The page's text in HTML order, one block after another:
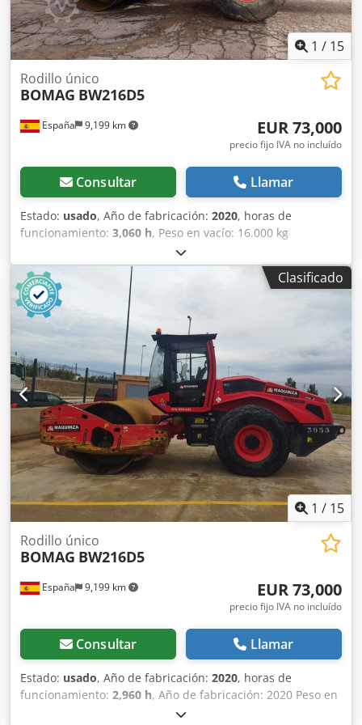
1 / 15
España 9,199 km
Rodillo único
BOMAG BW216D5
EUR 73,000
precio fijo IVA no incluído
Consultar Llamar
Estado: usado, Año de fabricación: 2020, horas de
funcionamiento: 3,060 h, Peso en vacío: 16.000 kg
Dimensiones (lxanxal): 622 x 230 x 299 cm Tipo de motor:
Deutz DEUTZ TCD4.1 L-4 = Más opciones y accesorios = -
Calefacción del asiento Csdpfsygu Rvsx Agmerf =
Comentarios = Ubicación: Cabanillas del campo
(Guadalajara) Rodillo de compactación usado, de hombre
sentado marca Bomag , modelo BW216 D5 . Se trata de
una apisonadora de ruedas y un solo tambor de 16
toneladas. Este versátil compactador se adapta sin
problema a cualquier lugar del trabajo, proporcionando
resultados de compactación y apisonamiento líderes del
sector en obras pequeñas o medianas, en trabajos de
construcción de infraestructura de transporte como
carreteras o construcción de edificios. El rodillo
compactador de ocasión BW216 D5 tiene un peso de
15.990 kg. y una anchura de tambor de 2,13 m. Ancho de
tambor: 2.130 mm Diámetro de tambor: 1.500 mm
Capacidad de depósito: 250 l Amplitud: 2,10/1,10 mm CE
Clasificado
1 / 15
España 9,199 km
Rodillo único
BOMAG BW216D5
EUR 73,000
precio fijo IVA no incluído
Consultar Llamar
Estado: usado, Año de fabricación: 2020, horas de
funcionamiento: 2,960 h, Año de fabricación: 2020 Peso en
vacío: 16.000 kg Dimensiones (lxanxal): 622 x 230 x 299 cm